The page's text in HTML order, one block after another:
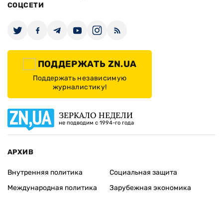
СОЦСЕТИ
ПОДДЕРЖАТЬ ZN.UA
Поддержать независимую
журналистику!
ЗЕРКАЛО НЕДЕЛИ
не подводим с 1994-го года
АРХИВ
Внутренняя политика
Международная политика
Социальная защита
Зарубежная экономика